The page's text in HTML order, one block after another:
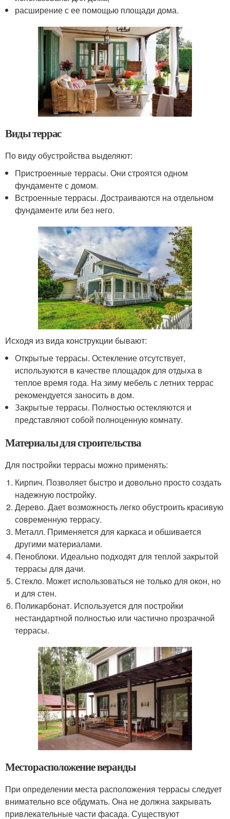
расширение с ее помощью площади дома.
Виды террас
По виду обустройства выделяют:
Пристроенные террасы. Они строятся одном
фундаменте с домом.
Встроенные террасы. Достраиваются на отдельном
фундаменте или без него.
Исходя из вида конструкции бывают:
Открытые террасы. Остекление отсутствует,
используются в качестве площадок для отдыха в
теплое время года. На зиму мебель с летних террас
рекомендуется заносить в дом.
Закрытые террасы. Полностью остекляются и
представляют собой полноценную комнату.
Материалы для строительства
Для постройки террасы можно применять:
Кирпич. Позволяет быстро и довольно просто создать
надежную постройку.
Дерево. Дает возможность легко обустроить красивую
современную террасу.
Металл. Применяется для каркаса и обшивается
другими материалами.
Пеноблоки. Идеально подходят для теплой закрытой
террасы для дачи.
Стекло. Может использоваться не только для окон, но
и для стен.
Поликарбонат. Используется для постройки
нестандартной полностью или частично прозрачной
террасы.
Месторасположение веранды
При определении места расположения террасы следует
внимательно все обдумать. Она не должна закрывать
привлекательные части фасада. Существуют